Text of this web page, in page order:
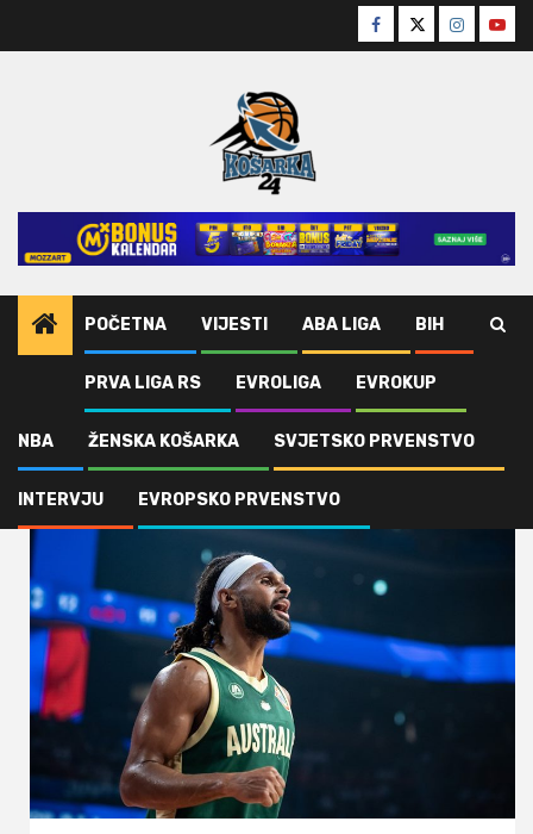
Facebook
TwitterInstagram
POČETNA VIJESTI ABA LIGA BIH
PRVA LIGA RS EVROLIGA EVROKUP
NBA ŽENSKA KOŠARKA SVJETSKO PRVENSTVO
INTERVJU EVROPSKO PRVENSTVO
Vijesti Australija
Australija